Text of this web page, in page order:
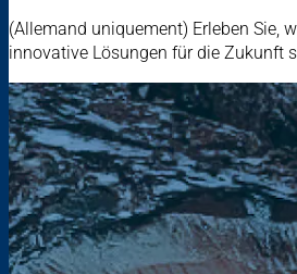
(Allemand uniquement) Erleben Sie,
innovative Lösungen für die Zukunft